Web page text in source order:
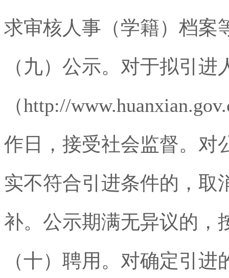
求审核人事（学籍）档案
（九）公示。对于拟引
（http://
作日，接受社会监督。对
实不符合引进条件的，取
补。公示期满无异议的，
（十）聘用。对确定引